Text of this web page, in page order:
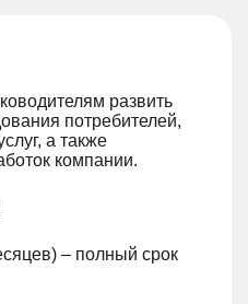
развить
потребителей,
а также
компании.
– полный срок